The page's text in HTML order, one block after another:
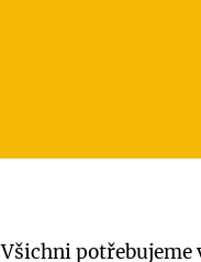
Všichni potřebujeme